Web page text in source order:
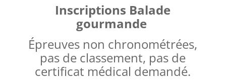
Inscriptions Balade
gourmande
Épreuves non chronométrées,
pas de classement, pas de
certificat médical demandé.